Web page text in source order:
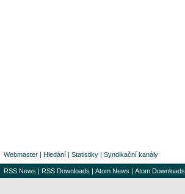
Webmaster | Hledání | Statistiky | Syndikační kanály
RSS News | RSS Downloads | Atom News | Atom Downloads